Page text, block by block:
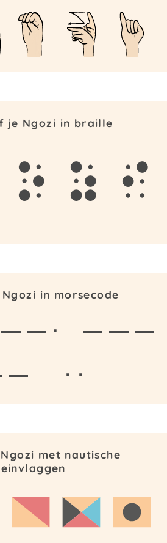
je Ngozi in braille
o z i
in morsecode
— — ·
— — —
—
· ·
met nautische